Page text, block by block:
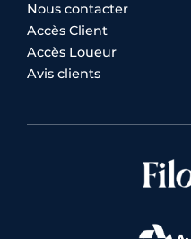
Nous contacter
Accès Client
Accès Loueur
Avis clients